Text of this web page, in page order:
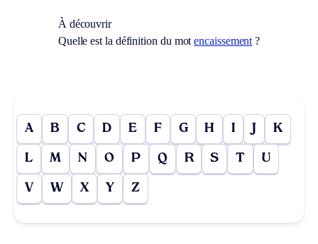
À découvrir
Quelle est la définition du motencaissement ?
A B C D E F G H I J K
L M N O P Q R S T U
V W X Y Z